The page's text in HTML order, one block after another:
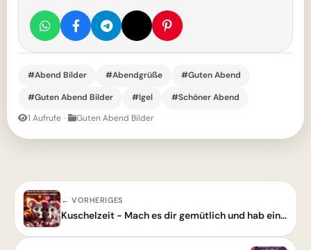
#Abend Bilder #Abendgrüße
#Guten Abend
#Guten Abend Bilder
#Igel
#Schöner Abend
1 Aufrufe · Guten Abend Bilder
← VORHERIGES
Kuschelzeit - Mach es dir gemütlich und hab einen schönen Abend